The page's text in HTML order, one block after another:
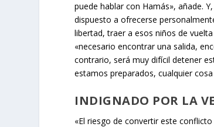
puede hablar con Hamás», añade.
dispuesto a ofrecerse
libertad, traer a esos niños de
«necesario encontrar una salida,
contrario, será muy difícil detener
estamos preparados, cualquier
INDIGNADO POR LA
«El riesgo de convertir este